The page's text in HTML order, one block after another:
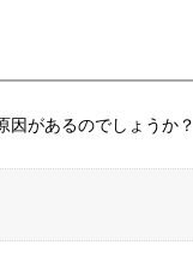
因があるのでしょうか？